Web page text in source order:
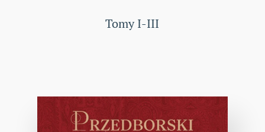
Tomy I-III